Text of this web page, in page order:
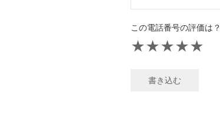
この電話番号の評価は？
★
★
★
★
★
書き込む